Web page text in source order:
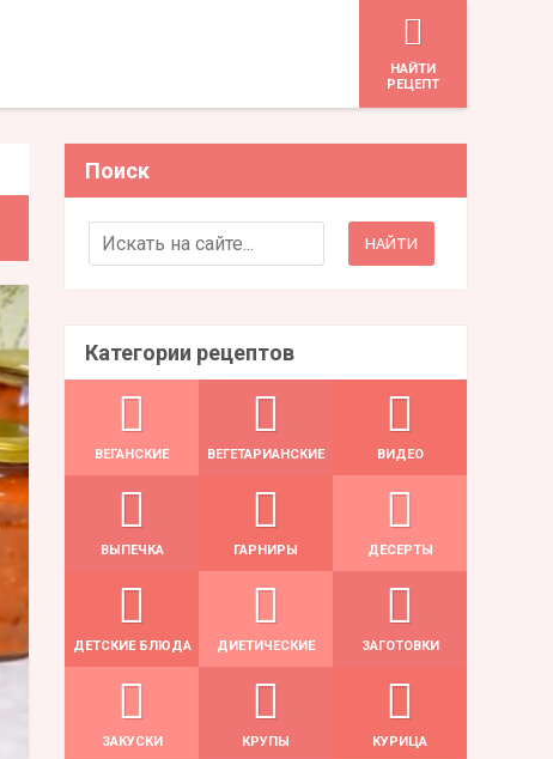
HАЙТИ
РЕЦЕПТ
Поиск
Search for:
Категории рецептов
ВЕГАНСКИЕ ВЕГЕТАРИАНСКИЕ ВИДЕО
ВЫПЕЧКА ГАРНИРЫ ДЕСЕРТЫ
ДЕТСКИЕ БЛЮДА ДИЕТИЧЕСКИЕ ЗАГОТОВКИ
ЗАКУСКИ КРУПЫ КУРИЦА